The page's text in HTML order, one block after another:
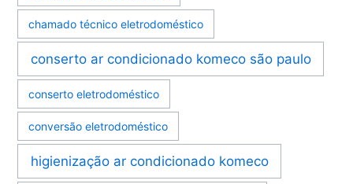
chamado técnico eletrodoméstico
conserto ar condicionado komeco são paulo
conserto eletrodoméstico
conversão eletrodoméstico
higienização ar condicionado komeco